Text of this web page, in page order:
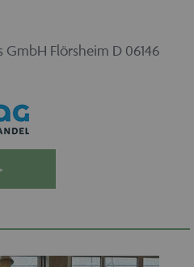
Flörsheim D 06146